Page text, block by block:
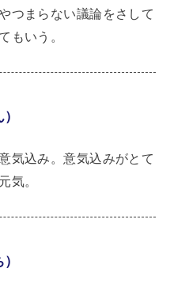
つまらない議論をさして
もいう。
気込み。意気込みがとて
気。